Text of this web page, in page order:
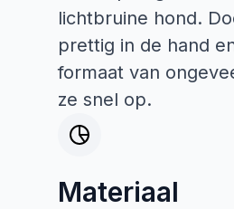
lichtbruine hond.
prettig in de hand
formaat van
ze snel op.
Materiaal